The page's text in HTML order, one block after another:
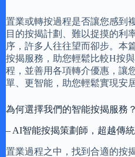
置業或轉按過程是否讓您感到
目的按揭計劃、難以捉摸的利
序，許多人往往望而卻步。本
按揭服務，助您輕鬆比較H按
程，並善用各項轉介優惠，讓
單、更智能，助您輕鬆實現安
為何選擇我們的智能按揭服務？
– AI智能按揭策劃師，超越傳
置業過程之中，找到合適的按